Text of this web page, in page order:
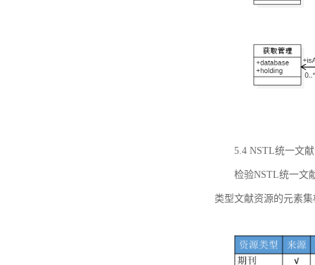
5.4 NSTL统一文
检验NSTL统一文
类型文献资源的元素